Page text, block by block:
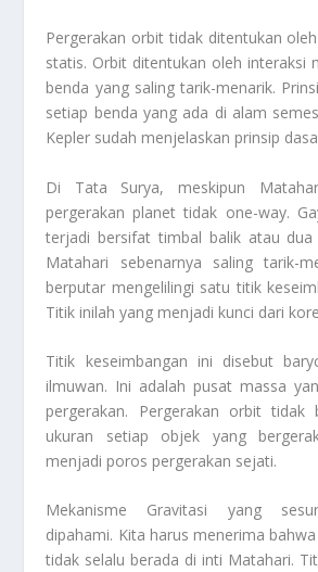
Pergerakan orbit tidak ditentukan
statis. Orbit ditentukan oleh interaksi
benda yang saling tarik-menarik.
setiap benda yang ada di alam
Kepler sudah menjelaskan prinsip
Di Tata Surya, meskipun
pergerakan planet tidak one-way.
terjadi bersifat timbal balik atau dua
Matahari sebenarnya saling tarik-
berputar mengelilingi satu titik
Titik inilah yang menjadi kunci dari
Titik keseimbangan ini disebut
ilmuwan. Ini adalah pusat massa
pergerakan. Pergerakan orbit tidak
ukuran setiap objek yang
menjadi poros pergerakan sejati.
Mekanisme Gravitasi yang
dipahami. Kita harus menerima
tidak selalu berada di inti Matahari.